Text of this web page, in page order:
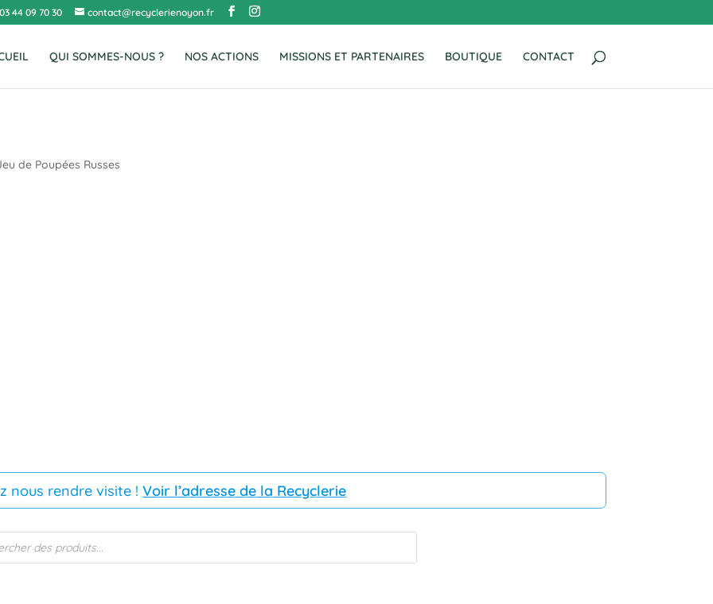
03 44 09 70 30 contact@recyclerienoyon.fr
QUI SOMMES-NOUS ? NOS ACTIONS MISSIONS ET PARTENAIRES BOUTIQUE CONTACT
de Poupées Russes
nous rendre visite !Voir l’adresse de la Recyclerie